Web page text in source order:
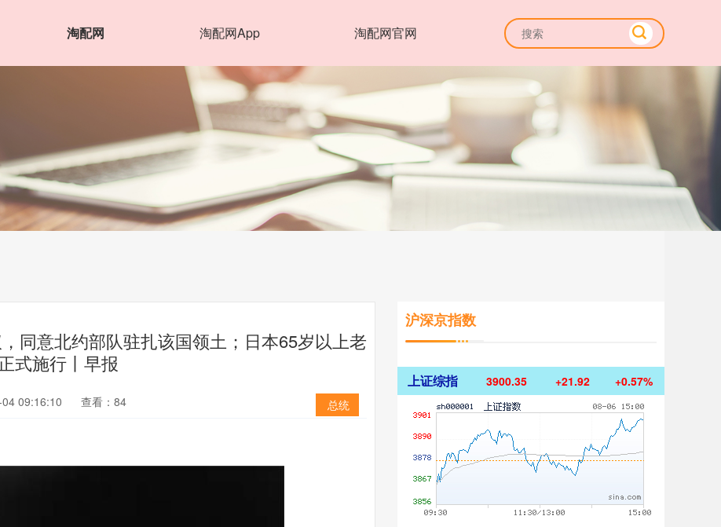
淘配网 淘配网App 淘配网官网
同意北约部队驻扎该国领土；日本65岁以上老
式施行丨早报
总统
09:16:10 查看：84
沪深京指数
上证综指 3900.35 +21.92 +0.57%